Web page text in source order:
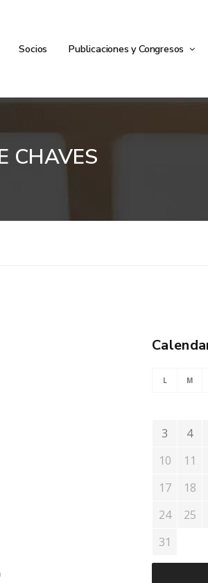
Socios Publicaciones y Congresos
CHAVES
L M
3
4
10
11
17
18
24
25
31